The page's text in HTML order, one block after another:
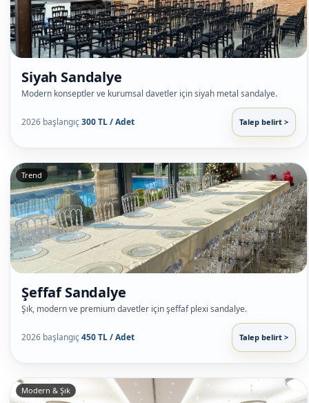
Siyah Sandalye
Modern konseptler ve kurumsal davetler için siyah metal sandalye.
2026 başlangıç300 TL / Adet Talep belirt >
Trend
Şeffaf Sandalye
Şık, modern ve premium davetler için şeffaf plexi sandalye.
2026 başlangıç450 TL / Adet Talep belirt >
Modern & Şık